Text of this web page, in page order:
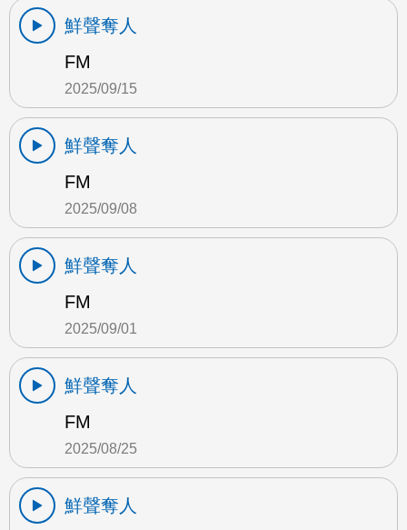
鮮聲奪人
FM
2025/09/15
鮮聲奪人
FM
2025/09/08
鮮聲奪人
FM
2025/09/01
鮮聲奪人
FM
2025/08/25
鮮聲奪人